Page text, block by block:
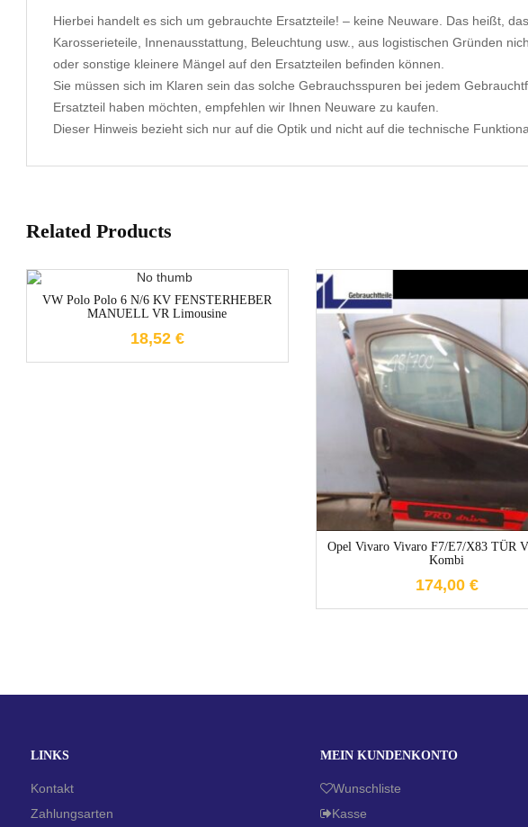
Hierbei handelt es sich um gebrauchte Ersatzteile! – keine Neuware. Das heißt,
Karosserieteile, Innenausstattung, Beleuchtung usw., aus logistischen Gründen
oder sonstige kleinere Mängel auf den Ersatzteilen befinden können.
Sie müssen sich im Klaren sein das solche Gebrauchsspuren bei jedem
Ersatzteil haben möchten, empfehlen wir Ihnen Neuware zu kaufen.
Dieser Hinweis bezieht sich nur auf die Optik und nicht auf die technische
Related Products
VW Polo Polo 6 N/6 KV FENSTERHEBER
MANUELL VR Limousine
18,52 €
1-3 Werktage
Opel Vivaro Vivaro F7/E7/X83 TÜR
Kombi
174,00 €
1-3 Werktage
LINKS
Kontakt
Zahlungsarten
MEIN KUNDENKONTO
Wunschliste
Kasse